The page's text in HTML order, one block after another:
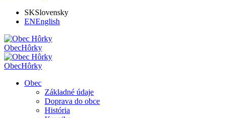
SKSlovensky
ENEnglish
ObecHôrky
ObecHôrky
Obec
Základné údaje
Doprava do obce
História